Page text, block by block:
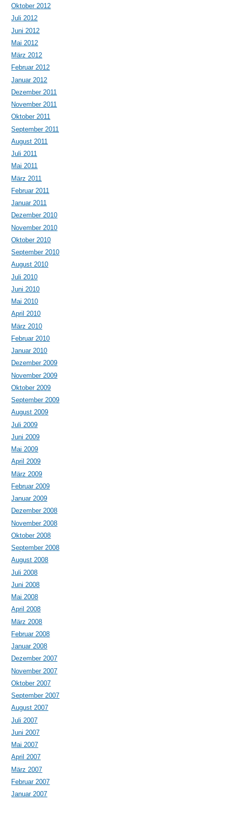
Oktober 2012
Juli 2012
Juni 2012
Mai 2012
März 2012
Februar 2012
Januar 2012
Dezember 2011
November 2011
Oktober 2011
September 2011
August 2011
Juli 2011
Mai 2011
März 2011
Februar 2011
Januar 2011
Dezember 2010
November 2010
Oktober 2010
September 2010
August 2010
Juli 2010
Juni 2010
Mai 2010
April 2010
März 2010
Februar 2010
Januar 2010
Dezember 2009
November 2009
Oktober 2009
September 2009
August 2009
Juli 2009
Juni 2009
Mai 2009
April 2009
März 2009
Februar 2009
Januar 2009
Dezember 2008
November 2008
Oktober 2008
September 2008
August 2008
Juli 2008
Juni 2008
Mai 2008
April 2008
März 2008
Februar 2008
Januar 2008
Dezember 2007
November 2007
Oktober 2007
September 2007
August 2007
Juli 2007
Juni 2007
Mai 2007
April 2007
März 2007
Februar 2007
Januar 2007